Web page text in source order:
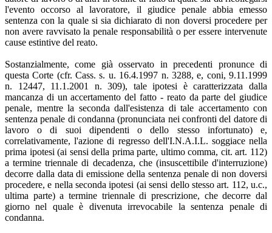
l'evento occorso al lavoratore, il giudice penale abbia emesso
sentenza con la quale si sia dichiarato di non doversi procedere per
non avere ravvisato la penale responsabilità o per essere intervenute
cause estintive del reato.
Sostanzialmente, come già osservato in precedenti pronunce di
questa Corte (cfr. Cass. s. u. 16.4.1997 n. 3288, e, coni, 9.11.1999
n. 12447, 11.1.2001 n. 309), tale ipotesi è caratterizzata dalla
mancanza di un accertamento del fatto - reato da parte del giudice
penale, mentre la seconda dall'esistenza di tale accertamento con
sentenza penale di condanna (pronunciata nei confronti del datore di
lavoro o di suoi dipendenti o dello stesso infortunato) e,
correlativamente, l'azione di regresso dell'I.N.A.I.L. soggiace nella
prima ipotesi (ai sensi della prima parte, ultimo comma, cit. art. 112)
a termine triennale di decadenza, che (insuscettibile d'interruzione)
decorre dalla data di emissione della sentenza penale di non doversi
procedere, e nella seconda ipotesi (ai sensi dello stesso art. 112, u.c.,
ultima parte) a termine triennale di prescrizione, che decorre dal
giorno nel quale è divenuta irrevocabile la sentenza penale di
condanna.